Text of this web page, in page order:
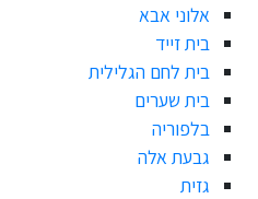
אלוני אבא
בית זייד
בית לחם הגלילית
בית שערים
בלפוריה
גבעת אלה
גזית